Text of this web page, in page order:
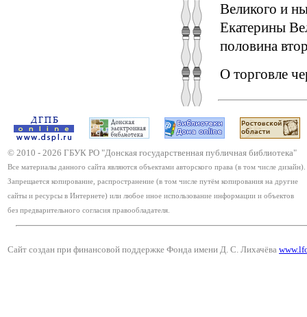
Великого и
Екатерины
половина
О торговле
© 2010 - 2026 ГБУК РО "Донская государственная публичная библиотека"
Все материалы данного сайта являются объектами авторского права (в том числе дизайн).
Запрещается копирование, распространение (в том числе путём копирования на другие
сайты и ресурсы в Интернете) или любое иное использование информации и объектов
без предварительного согласия правообладателя.
Сайт создан при финансовой поддержке Фонда имени Д. С. Лихачёва